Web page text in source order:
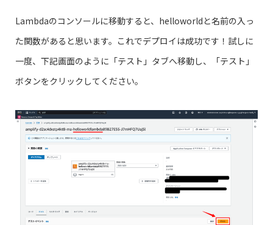
Lambdaのコンソールに移動すると、helloworldと名前の入っ
た関数があると思います。これでデプロイは成功です！試しに
一度、下記画面のように「テスト」タブへ移動し、「テスト」
ボタンをクリックしてください。